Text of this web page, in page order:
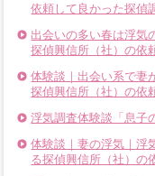
依頼して良かった探偵
出会いの多い春は浮気
探偵興信所（社）の依
体験談｜出会い系で妻
探偵興信所（社）の依
浮気調査体験談「息子
体験談｜妻の浮気｜浮
る探偵興信所（社）の